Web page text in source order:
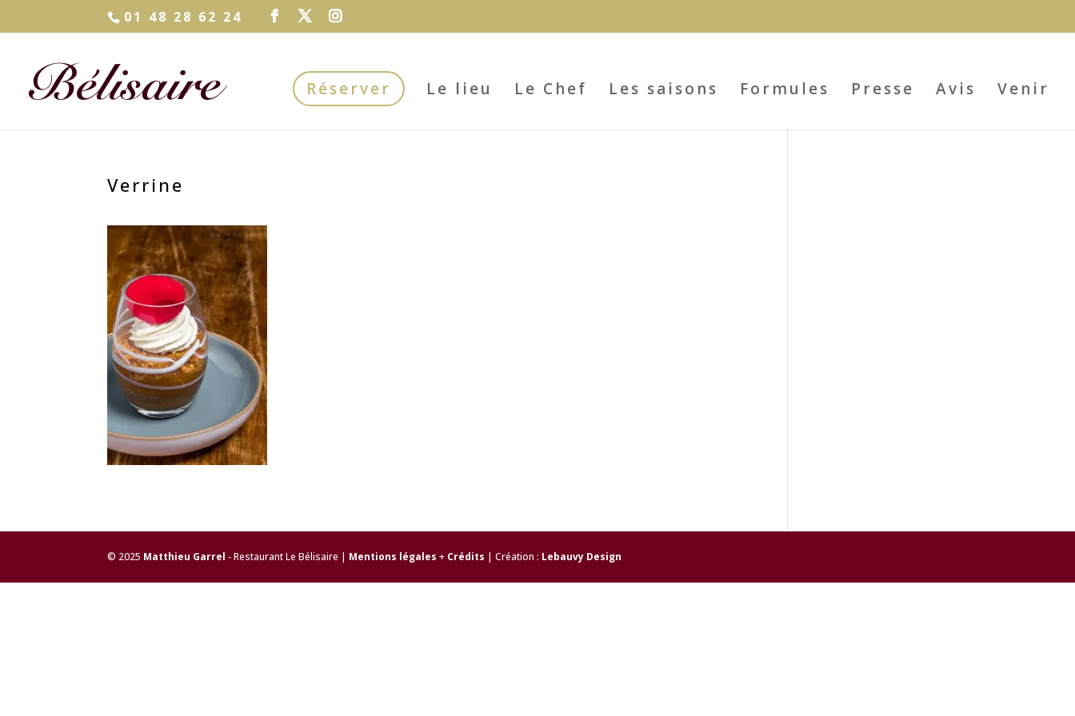
01 48 28 62 24
Réserver Le lieu Le Chef Les saisons Formules Presse Avis Venir
Verrine
© 2025 Matthieu Garrel - Restaurant Le Bélisaire | Mentions légales + Crédits | Création : Lebauvy Design